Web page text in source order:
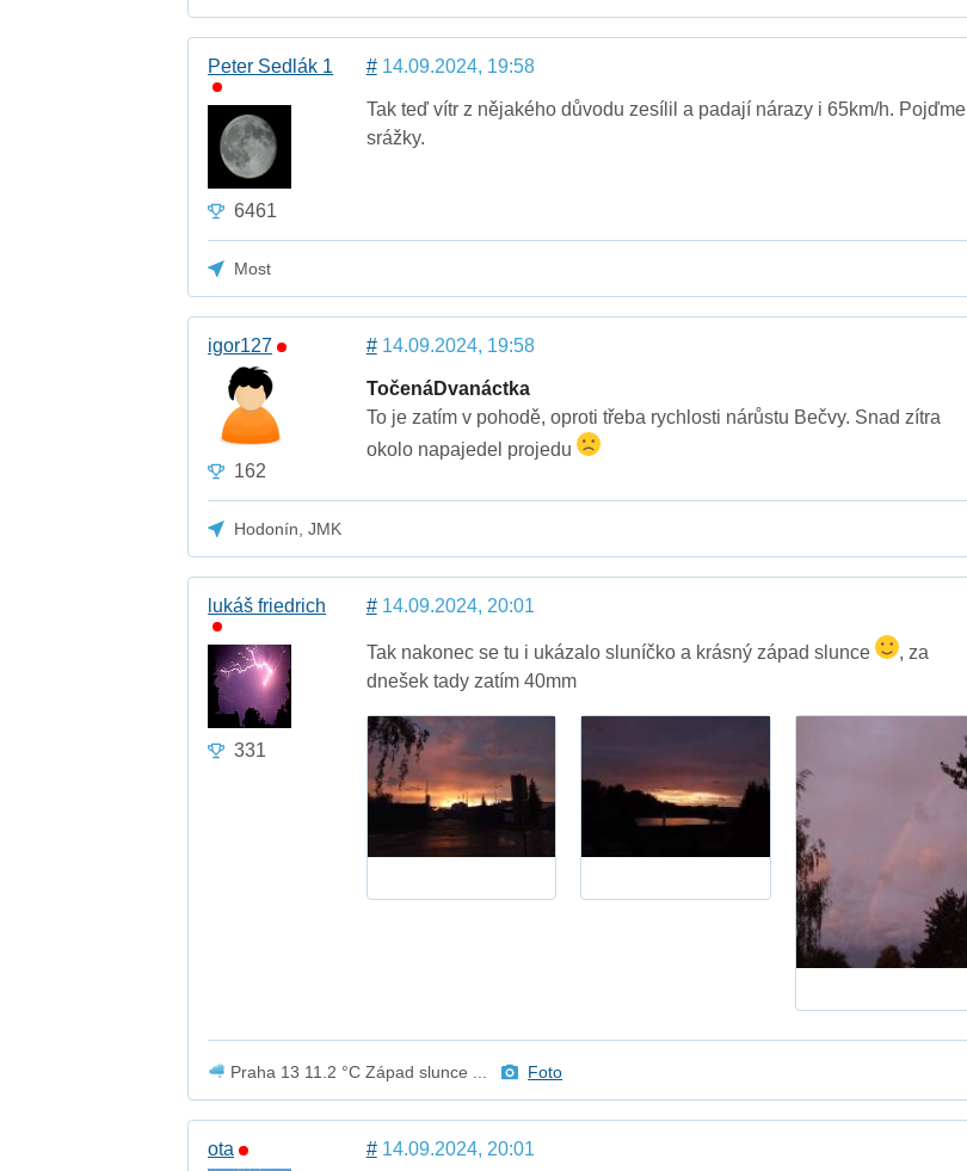
Peter Sedlák 1
6461
#14.09.2024, 19:58
Tak teď vítr z nějakého důvodu zesílil a padají nárazy i 65km/h. Pojďme
srážky.
Most
igor127
162
#14.09.2024, 19:58
TočenáDvanáctka
To je zatím v pohodě, oproti třeba rychlosti nárůstu Bečvy. Snad zítra
okolo napajedel projedu
Hodonín, JMK
lukáš friedrich
331
#14.09.2024, 20:01
Tak nakonec se tu i ukázalo sluníčko a krásný západ slunce
, za
dnešek tady zatím 40mm
Praha 13 11.2 °C Západ slunce ... Foto
ota #14.09.2024, 20:01